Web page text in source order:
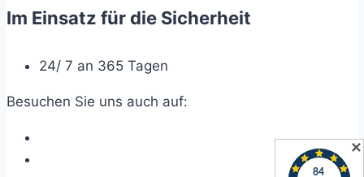
Im Einsatz für die Sicherheit
24/ 7 an 365 Tagen
Besuchen Sie uns auch auf:
✕